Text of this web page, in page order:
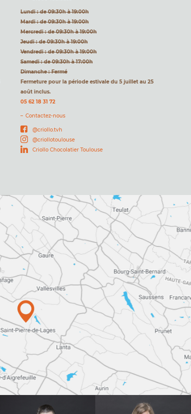
Lundi : de 09:30h à 19:00h
Mardi : de 09:30h à 19:00h
Mercredi : de 09:30h à 19:00h
Jeudi : de 09:30h à 19:00h
Vendredi : de 09:30h à 19:00h
Samedi : de 09:30h à 17:00h
Dimanche : Fermé
Fermeture pour la période estivale du 5 juillet au 25
août inclus.
05 62 18 31 72
Contactez-nous
@criollo.tvh
@criollotoulouse
Criollo Chocolatier Toulouse